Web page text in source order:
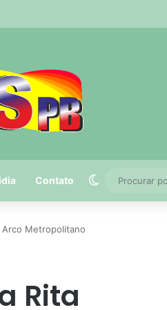
Mega-Sena
Contato Switch skin
Arco Metropolitano
Rita